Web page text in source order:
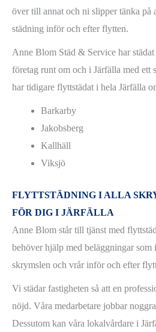
över till annat och ni slipper tänka på
städning inför och efter flytten.
Anne Blom Städ & Service har
företag runt om och i Järfälla med ett
har tidigare flyttstädat i hela Järfälla
Barkarby
Jakobsberg
Kallhäll
Viksjö
FLYTTSTÄDNING I ALLA
FÖR DIG I JÄRFÄLLA
Anne Blom står till tjänst med
behöver hjälp med beläggningar som
skrymslen och vrår inför och efter
Vi städar fastigheten så att en
nöjd. Våra medarbetare jobbar
Dessutom kan våra lokalvårdare i